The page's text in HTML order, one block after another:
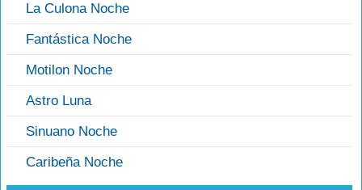
La Culona Noche
Fantástica Noche
Motilon Noche
Astro Luna
Sinuano Noche
Caribeña Noche